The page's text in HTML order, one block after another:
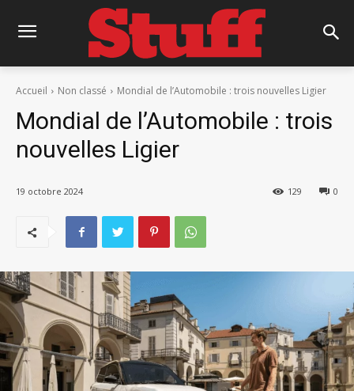
Accueil Non classé Mondial de l’Automobile : trois nouvelles Ligier
Mondial de l’Automobile : trois
nouvelles Ligier
19 octobre 2024 0
129